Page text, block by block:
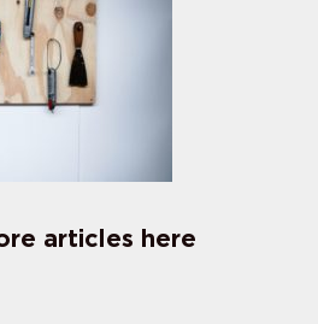
articles here